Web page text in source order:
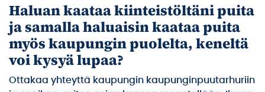
Haluan kaataa kiinteistöltäni puita
ja samalla haluaisin kaataa puita
myös kaupungin puolelta, keneltä
voi kysyä lupaa?
Ottakaa yhteyttä kaupungin kaupunginpuutarhuriin